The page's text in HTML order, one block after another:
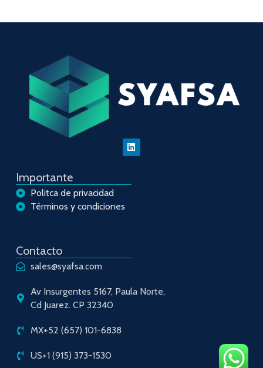
etc.
Nikon, Canon.
Importante
Politca de privacidad
Términos y condiciones
Contacto
sales@syafsa.com
Av Insurgentes 5167, Paula Norte,
Cd Juarez. CP 32340
MX+52 (657) 101-6838
US+1 (915) 373-1530